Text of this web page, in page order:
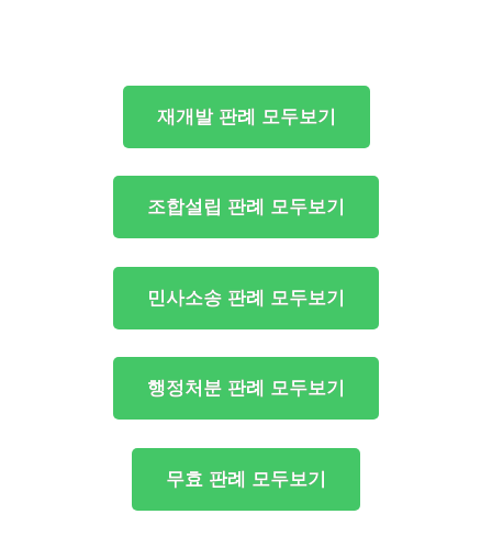
재개발 판례 모두보기
조합설립 판례 모두보기
민사소송 판례 모두보기
행정처분 판례 모두보기
무효 판례 모두보기